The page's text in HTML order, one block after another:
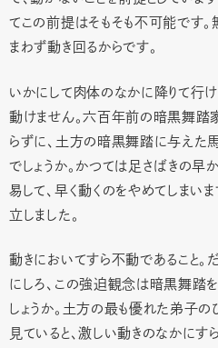
てこの前提はそもそも不可能です
まわず動き回るからです。
いかにして肉体のなかに降りて行
動けません。六百年前の暗黒舞踏
らずに、土方の暗黒舞踏に与えた
でしょうか。かつては足さばきの早
易して、早く動くのをやめてしまい
立しました。
動きにおいてすら不動であること。
にしろ、この強迫観念は暗黒舞踏
しょうか。土方の最も優れた弟子
見ていると、激しい動きのなかに